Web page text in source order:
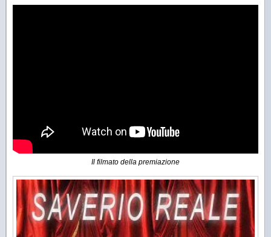
Il filmato della premiazione